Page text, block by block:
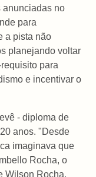
anunciadas no
para
a pista não
planejando voltar
para
e incentivar o
- diploma de
anos. "Desde
imaginava que
Rocha, o
Wilson Rocha,